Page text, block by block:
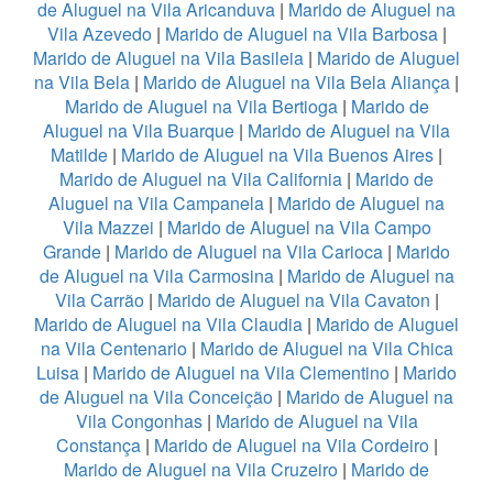
de Aluguel na Vila Aricanduva | Marido de Aluguel na
Vila Azevedo| Marido de Aluguel na Vila Barbosa|
Marido de Aluguel na Vila Basileia | Marido de Aluguel
na Vila Bela | Marido de Aluguel na Vila Bela Aliança |
Marido de Aluguel na Vila Bertioga| Marido de
Aluguel na Vila Buarque | Marido de Aluguel na Vila
Matilde | Marido de Aluguel na Vila Buenos Aires |
Marido de Aluguel na Vila California | Marido de
Aluguel na Vila Campanela | Marido de Aluguel na
Vila Mazzei | Marido de Aluguel na Vila Campo
Grande | Marido de Aluguel na Vila Carioca | Marido
de Aluguel na Vila Carmosina| Marido de Aluguel na
Vila Carrão| Marido de Aluguel na Vila Cavaton |
Marido de Aluguel na Vila Claudia | Marido de Aluguel
na Vila Centenario| Marido de Aluguel na Vila Chica
Luisa | Marido de Aluguel na Vila Clementino | Marido
de Aluguel na Vila Conceição | Marido de Aluguel na
Vila Congonhas| Marido de Aluguel na Vila
Constança| Marido de Aluguel na Vila Cordeiro|
Marido de Aluguel na Vila Cruzeiro | Marido de